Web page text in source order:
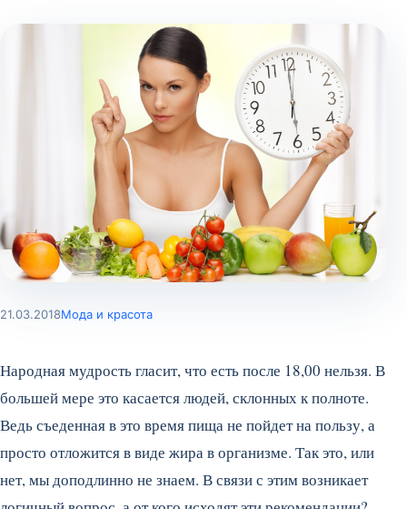
21.03.2018Мода и красота
Народная мудрость гласит, что есть после 18,00 нельзя. В
большей мере это касается людей, склонных к полноте.
Ведь съеденная в это время пища не пойдет на пользу, а
просто отложится в виде жира в организме. Так это, или
нет, мы доподлинно не знаем. В связи с этим возникает